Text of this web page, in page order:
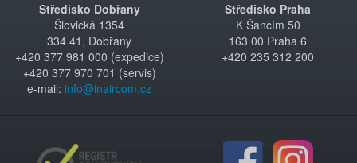
Středisko Dobřany
Šlovická 1354
334 41, Dobřany
+420 377 981 000 (expedice)
+420 377 970 701 (servis)
e-mail: info@inaircom.cz
Středisko Praha
K Šancím 50
163 00 Praha 6
+420 235 312 200